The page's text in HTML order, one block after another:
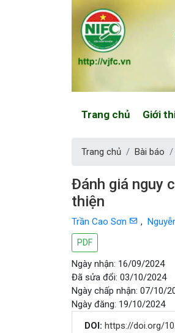
Website: https://
Trang chủ Giới
Trang chủ Bài báo
Đánh giá nguy
thiện
Trần Cao Sơn ,
PDF
Ngày nhận: 16/09/2024
Đã sửa đổi: 03/10/2024
Ngày chấp nhận: 07/10/
Ngày đăng: 19/10/2024
DOI: https://doi.org/